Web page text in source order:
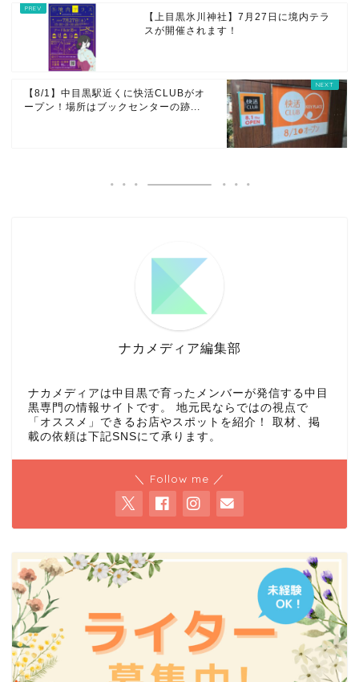
【上目黒氷川神社】7月27日に境内テラ
スが開催されます！
【8/1】中目黒駅近くに快活CLUBがオ
ープン！場所はブックセンターの跡...
ナカメディア編集部
ナカメディアは中目黒で育ったメンバーが発信する中目
黒専門の情報サイトです。 地元民ならではの視点で
「オススメ」できるお店やスポットを紹介！ 取材、掲
載の依頼は下記SNSにて承ります。
＼ Follow me ／